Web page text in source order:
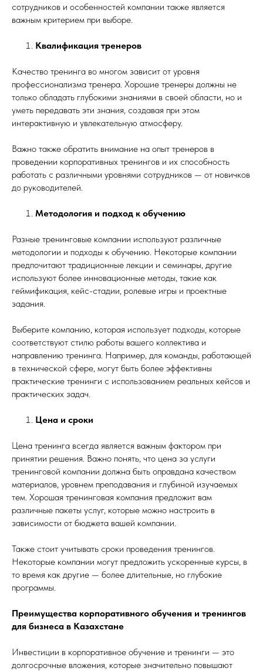
сотрудников и особенностей компании также является
важным критерием при выборе.
Квалификация тренеров
Качество тренинга во многом зависит от уровня
профессионализма тренера. Хорошие тренеры должны не
только обладать глубокими знаниями в своей области, но и
уметь передавать эти знания, создавая при этом
интерактивную и увлекательную атмосферу.
Важно также обратить внимание на опыт тренеров в
проведении корпоративных тренингов и их способность
работать с различными уровнями сотрудников — от новичков
до руководителей.
Методология и подход к обучению
Разные тренинговые компании используют различные
методологии и подходы к обучению. Некоторые компании
предпочитают традиционные лекции и семинары, другие
используют более инновационные методы, такие как
геймификация, кейс-стадии, ролевые игры и проектные
задания.
Выберите компанию, которая использует подходы, которые
соответствуют стилю работы вашего коллектива и
направлению тренинга. Например, для команды, работающей
в технической сфере, могут быть более эффективны
практические тренинги с использованием реальных кейсов и
практических задач.
Цена и сроки
Цена тренинга всегда является важным фактором при
принятии решения. Важно понять, что цена за услуги
тренинговой компании должна быть оправдана качеством
материалов, уровнем преподавания и глубиной изучаемых
тем. Хорошая тренинговая компания предложит вам
различные пакеты услуг, которые можно настроить в
зависимости от бюджета вашей компании.
Также стоит учитывать сроки проведения тренингов.
Некоторые компании могут предложить ускоренные курсы, в
то время как другие — более длительные, но глубокие
программы.
Преимущества корпоративного обучения и тренингов
для бизнеса в Казахстане
Инвестиции в корпоративное обучение и тренинги — это
долгосрочные вложения, которые значительно повышают